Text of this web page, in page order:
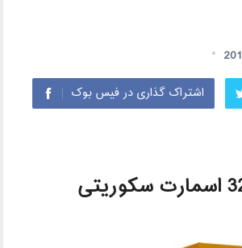
اشتراک گذاری در فیس بوک
اکانتهای نود 32 اسمارت سکوریتی